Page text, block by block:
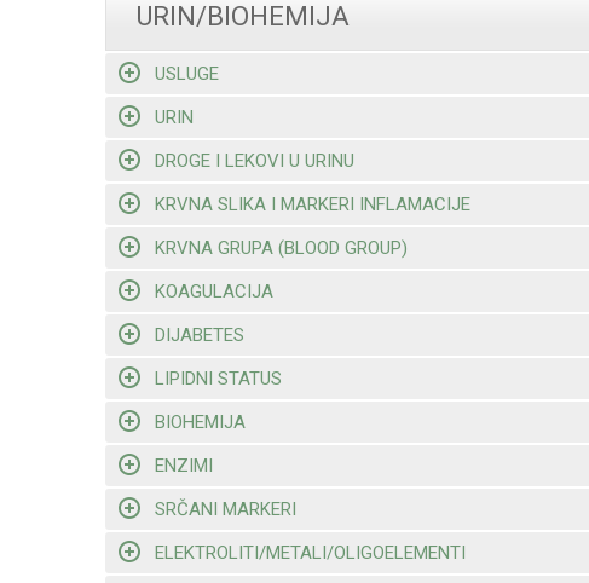
URIN/BIOHEMIJA
USLUGE
URIN
DROGE I LEKOVI U URINU
KRVNA SLIKA I MARKERI INFLAMACIJE
KRVNA GRUPA (BLOOD GROUP)
KOAGULACIJA
DIJABETES
LIPIDNI STATUS
BIOHEMIJA
ENZIMI
SRČANI MARKERI
ELEKTROLITI/METALI/OLIGOELEMENTI